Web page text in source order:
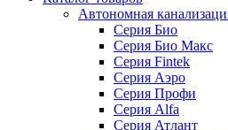
Автономная
Серия Био
Серия Био Макс
Серия Fintek
Серия Аэро
Серия Профи
Серия Alfa
Серия Атлант